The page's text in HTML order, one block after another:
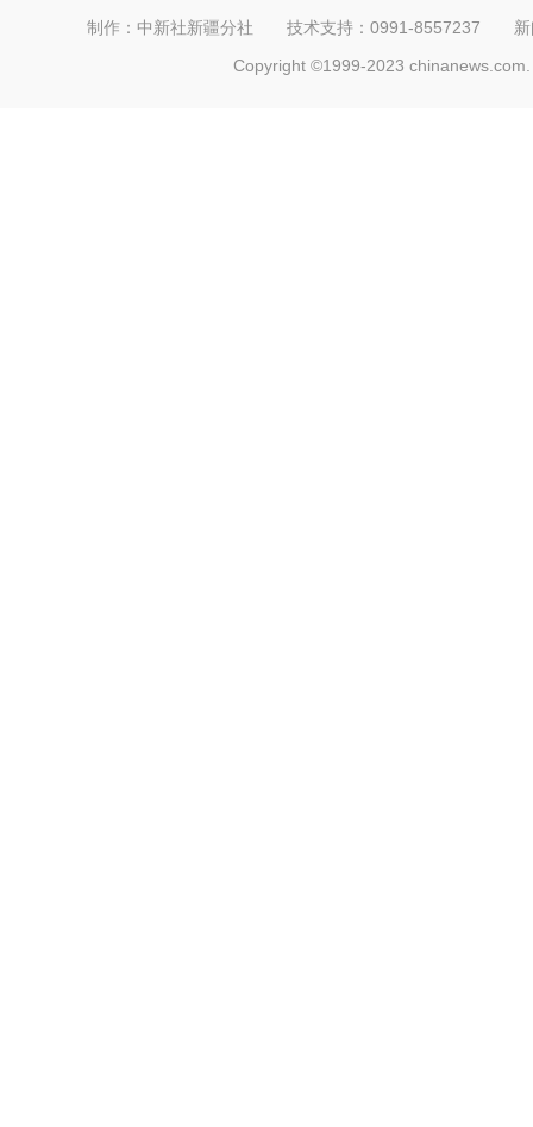
制作：中新社新疆分社 技术支持：0991-8557237
Copyright ©1999-2023